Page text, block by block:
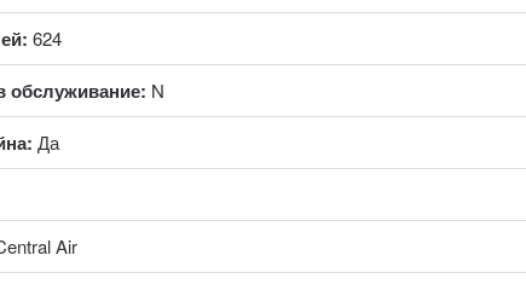
624
обслуживание: N
Да
Air